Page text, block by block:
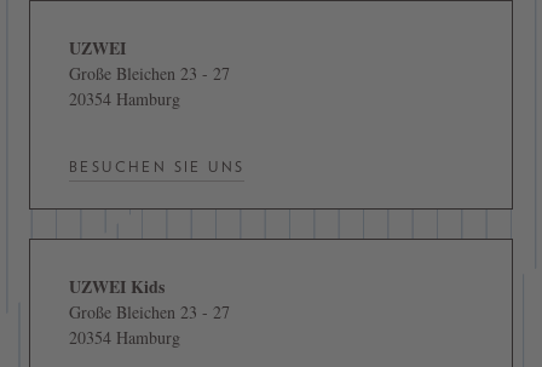
UZWEI
Große Bleichen 23 - 27
20354 Hamburg
BESUCHEN SIE UNS
UZWEI Kids
Große Bleichen 23 - 27
20354 Hamburg